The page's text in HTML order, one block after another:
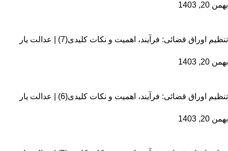
بهمن 20, 1403
تنظیم اوراق قضائی: فرآیند، اهمیت و نکات کلیدی(7) | عدالت یار
بهمن 20, 1403
تنظیم اوراق قضائی: فرآیند، اهمیت و نکات کلیدی(6) | عدالت یار
بهمن 20, 1403